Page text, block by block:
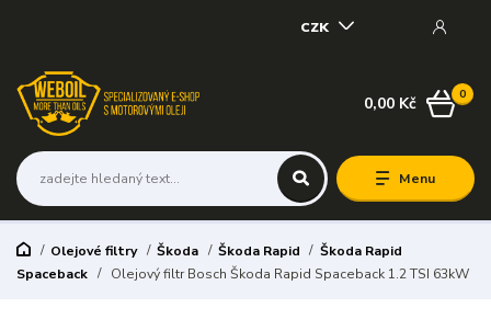
Menu
CZK
0
0,00 Kč
Olejové filtry Škoda Škoda Rapid
Škoda Rapid
Spaceback
Olejový filtr Bosch Škoda Rapid Spaceback 1.2 TSI 63kW